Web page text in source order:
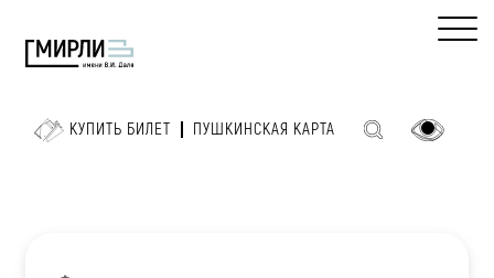
КУПИТЬ БИЛЕТ ПУШКИНСКАЯ КАРТА